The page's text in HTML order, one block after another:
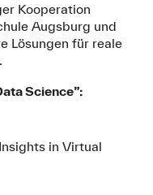
Kooperation
Augsburg und
Lösungen für reale
Science”:
in Virtual